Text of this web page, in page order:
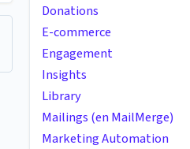
Donations
E-commerce
Engagement
Insights
Library
Mailings (en MailMerge)
Marketing Automation